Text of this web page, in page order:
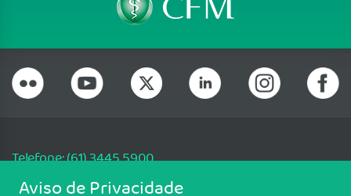
Telefone: (61) 3445 5900
Email: cfm@portalmedico.org.br
Aviso de Privacidade